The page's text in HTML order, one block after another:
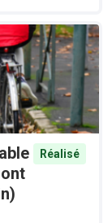
Réalisé